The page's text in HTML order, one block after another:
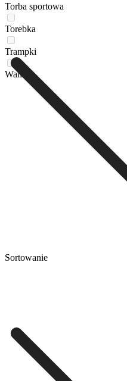
Torba sportowa
Torebka
Trampki
Walizka
Sortowanie